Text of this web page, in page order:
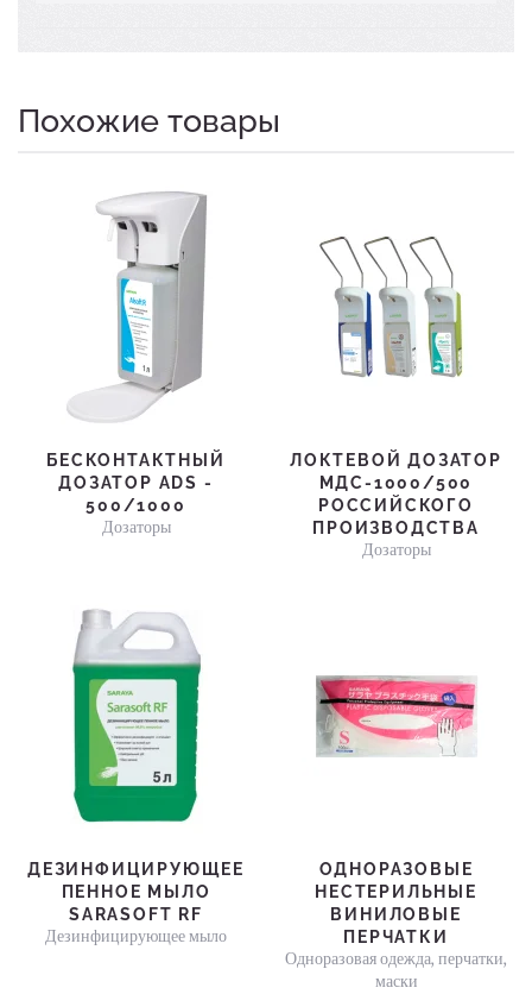
Похожие товары
БЕСКОНТАКТНЫЙ
ДОЗАТОР ADS -
500/1000
Дозаторы
ЛОКТЕВОЙ ДОЗАТОР
МДС-1000/500
РОССИЙСКОГО
ПРОИЗВОДСТВА
Дозаторы
ДЕЗИНФИЦИРУЮЩЕЕ
ПЕННОЕ МЫЛО
SARASOFT RF
Дезинфицирующее мыло
ОДНОРАЗОВЫЕ
НЕСТЕРИЛЬНЫЕ
ВИНИЛОВЫЕ
ПЕРЧАТКИ
Одноразовая одежда, перчатки,
маски